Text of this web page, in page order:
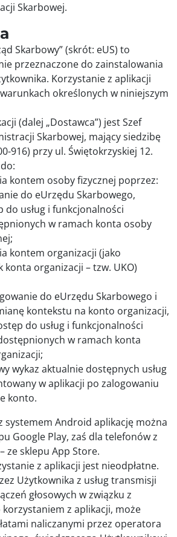
Skarbowej.
Skarbowy” (skrót: eUS) to
przeznaczone do zainstalowania
Korzystanie z aplikacji
określonych w niniejszym
(dalej „Dostawca”) jest Szef
Skarbowej, mający siedzibę
916) przy ul. Świętokrzyskiej 12.
kontem osoby fizycznej poprzez:
do eUrzędu Skarbowego,
do usług i funkcjonalności
w ramach konta osoby
kontem organizacji (jako
konta organizacji – tzw. UKO)
do eUrzędu Skarbowego i
kontekstu na konto organizacji,
do usług i funkcjonalności
w ramach konta
wykaz aktualnie dostępnych usług
w aplikacji po zalogowaniu
konto.
systemem Android aplikację można
Google Play, zaś dla telefonów z
ze sklepu App Store.
z aplikacji jest nieodpłatne.
Użytkownika z usług transmisji
głosowych w związku z
z aplikacji, może
naliczanymi przez operatora